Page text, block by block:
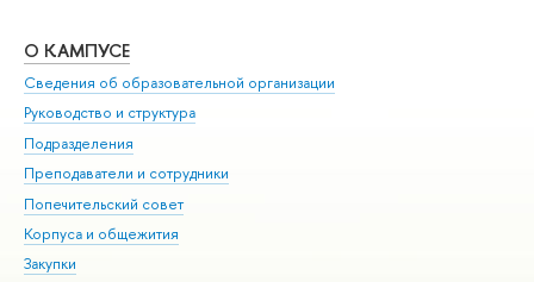
О КАМПУСЕ
Сведения об образовательной организации
Руководство и структура
Подразделения
Преподаватели и сотрудники
Попечительский совет
Корпуса и общежития
Закупки